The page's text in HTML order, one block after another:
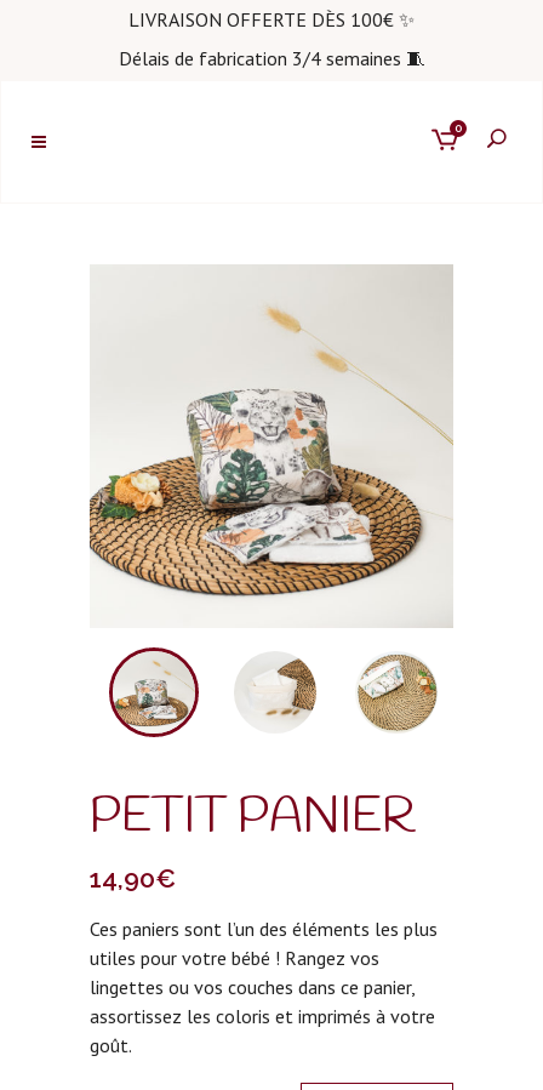
LIVRAISON OFFERTE DÈS 100€ ✨
Délais de fabrication 3/4 semaines 🧵
0
PETIT PANIER
14,90€
Ces paniers sont l’un des éléments les plus
utiles pour votre bébé ! Rangez vos
lingettes ou vos couches dans ce panier,
assortissez les coloris et imprimés à votre
goût.